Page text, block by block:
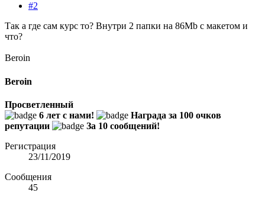
#2
Так а где сам курс то? Внутри 2 папки на 86Mb с макетом и
что?
Beroin
Beroin
Просветленный
6 лет с нами!
Награда за 100 очков
репутации
За 10 сообщений!
Регистрация
23/11/2019
Сообщения
45